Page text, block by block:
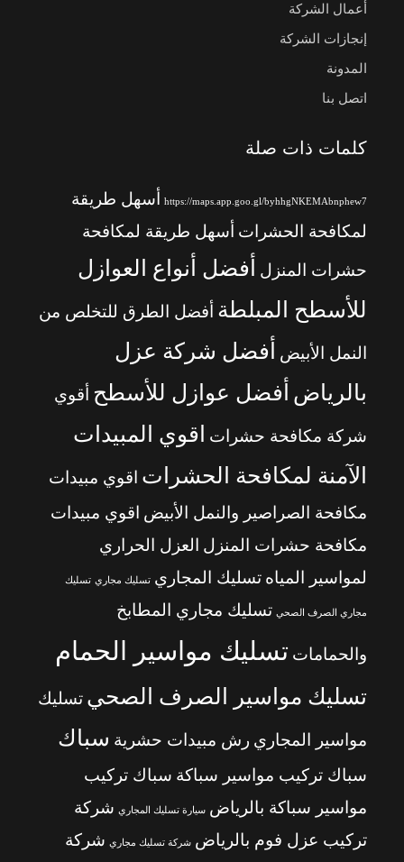
أعمال الشركة
إنجازات الشركة
المدونة
اتصل بنا
كلمات ذات صلة
https://maps.app.goo.gl/byhhgNKEMAbnphew7
أسهل طريقة
لمكافحة الحشرات أسهل طريقة لمكافحة
حشرات المنزل
أفضل أنواع العوازل
للأسطح المبلطة أفضل الطرق للتخلص من
النمل الأبيض
أفضل شركة عزل
بالرياض أفضل عوازل للأسطح أقوي
شركة مكافحة حشرات
اقوي المبيدات
الآمنة لمكافحة الحشرات اقوي مبيدات
مكافحة الصراصير والنمل الأبيض اقوي مبيدات
مكافحة حشرات المنزل العزل الحراري
لمواسير المياه تسليك المجاري تسليك مجاري تسليك
مجاري الصرف الصحي تسليك مجاري المطابخ
والحمامات تسليك مواسير الحمام
تسليك مواسير الصرف الصحي تسليك
مواسير المجاري رش مبيدات حشرية سباك
سباك تركيب مواسير سباكة سباك تركيب
مواسير سباكة بالرياض سيارة تسليك المجاري شركة
تركيب عزل فوم بالرياض شركة تسليك مجاري شركة